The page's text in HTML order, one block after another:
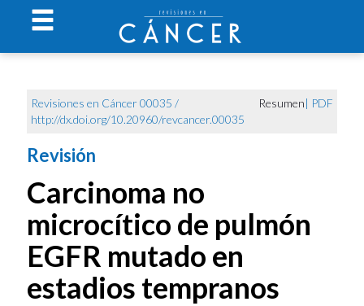
Revisiones en Cáncer 00035 /
http://dx.doi.org/10.20960/revcancer.00035
Resumen| PDF
Revisión
Carcinoma no
microcítico de pulmón
EGFR mutado en
estadios tempranos